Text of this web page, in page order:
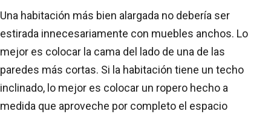
Una habitación más bien alargada no debería ser
estirada innecesariamente con muebles anchos. Lo
mejor es colocar la cama del lado de una de las
paredes más cortas. Si la habitación tiene un techo
inclinado, lo mejor es colocar un ropero hecho a
medida que aproveche por completo el espacio